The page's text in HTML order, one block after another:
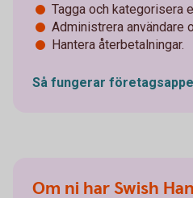
Tagga och kategorisera
Administrera användare
Hantera återbetalningar.
Så fungerar
Om ni har Swish